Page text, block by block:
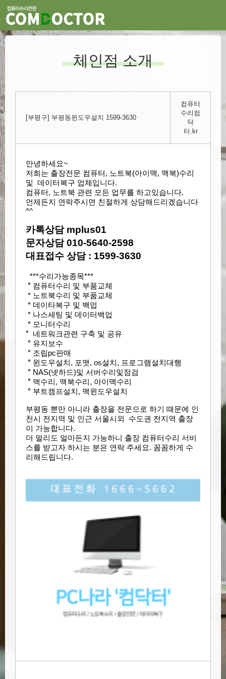
체인점 소개
[부평구] 부평동윈도우설치 1599-3630
컴퓨터
수리컴
닥
터.kr
안녕하세요~
저희는 출장전문 컴퓨터, 노트북(아이맥, 맥북)수리
및 데이터복구 업체입니다.
컴퓨터, 노트북 관련 모든 업무를 하고있습니다.
언제든지 연락주시면 친절하게 상담해드리겠습니다
^^
카톡상담 mplus01
문자상담 010-5640-2598
대표접수 상담 : 1599-3630
***수리가능종목***
* 컴퓨터수리 및 부품교체
* 노트북수리 및 부품교체
* 데이타복구 및 백업​
* 나스세팅 및 데이터백업
* 모니터수리​
* 네트워크관련 구축 및 공유
* 유지보수
* 조립pc판매
* 윈도우설치, 포맷, os설치, 프로그램설치대행
* ​ NAS(넷하드)및 서버수리및점검
* 맥수리, 맥북수리, 아이맥수리
* 부트캠프설치, 맥윈도우설치
부평​동 뿐만 아니라 출장을 전문으로 하기 때문에 인
천시
전지역 및 인근 서울시외 수도권 전지역 출장
이 가능합니다.
더 멀리도 얼마든지 가능하니 출장 컴퓨터수리 서비
스를 받고자 하시는 분은 연락 주세요. 꼼꼼하게 수
리해드립니다.